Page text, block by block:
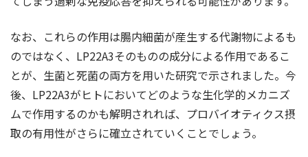
なお、これらの作用は腸内細菌が産生する代謝物によるも
のではなく、LP22A3そのものの成分による作用であるこ
とが、生菌と死菌の両方を用いた研究で示されました。今
後、LP22A3がヒトにおいてどのような生化学的メカニズ
ムで作用するのかも解明されれば、プロバイオティクス摂
取の有用性がさらに確立されていくことでしょう。